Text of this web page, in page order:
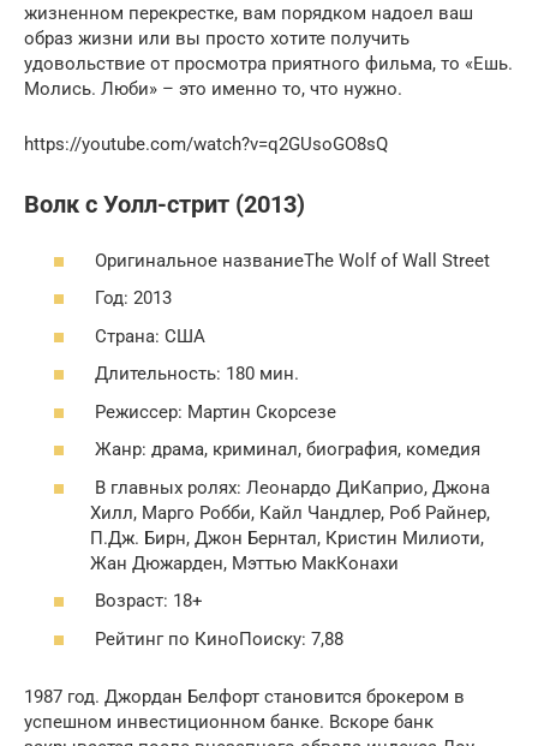
жизненном перекрестке, вам порядком надоел ваш
образ жизни или вы просто хотите получить
удовольствие от просмотра приятного фильма, то «Ешь.
Молись. Люби» – это именно то, что нужно.
https://youtube.com/watch?v=q2GUsoGO8sQ
Волк с Уолл-стрит (2013)
Оригинальное названиеThe Wolf of Wall Street
Год: 2013
Страна: США
Длительность: 180 мин.
Режиссер: Мартин Скорсезе
Жанр: драма, криминал, биография, комедия
В главных ролях: Леонардо ДиКаприо, Джона
Хилл, Марго Робби, Кайл Чандлер, Роб Райнер,
П.Дж. Бирн, Джон Бернтал, Кристин Милиоти,
Жан Дюжарден, Мэттью МакКонахи
Возраст: 18+
Рейтинг по КиноПоиску: 7,88
1987 год. Джордан Белфорт становится брокером в
успешном инвестиционном банке. Вскоре банк